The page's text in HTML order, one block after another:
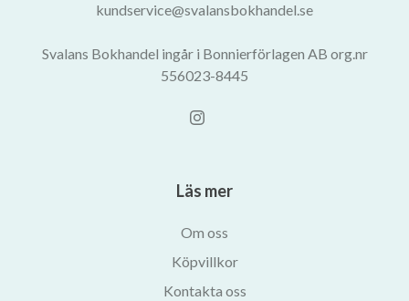
kundservice@svalansbokhandel.se
Svalans Bokhandel ingår i Bonnierförlagen AB org.nr
556023-8445
Läs mer
Om oss
Köpvillkor
Kontakta oss